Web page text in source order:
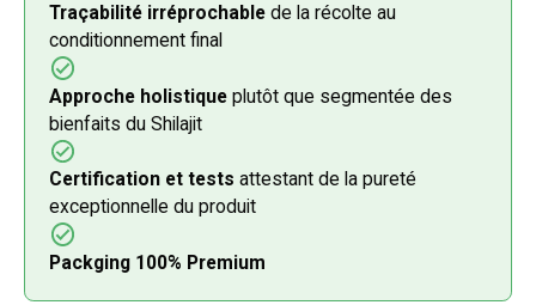
Traçabilité irréprochablede la récolte au
conditionnement final
Approche holistiqueplutôt que segmentée des
bienfaits du Shilajit
Certification et tests attestant de la pureté
exceptionnelle du produit
Packging 100% Premium